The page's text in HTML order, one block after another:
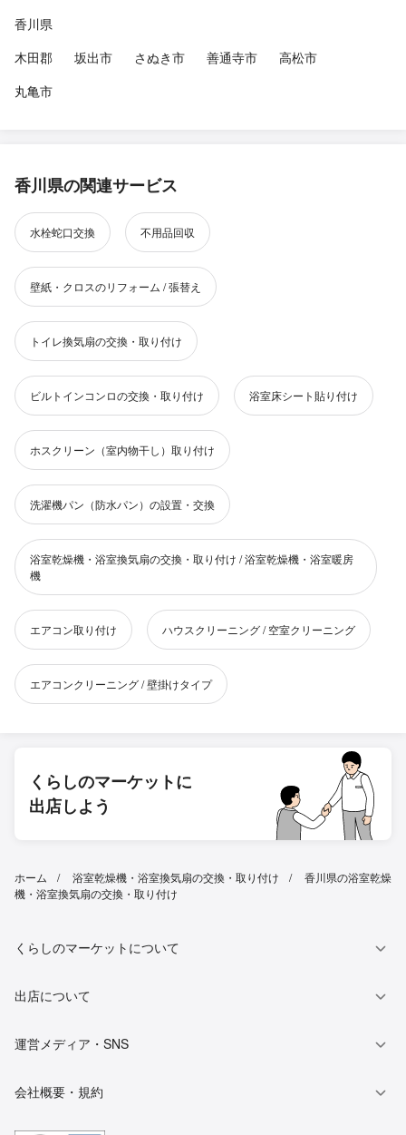
香川県
木田郡
坂出市 さぬき市 善通寺市
高松市
丸亀市
香川県の関連サービス
水栓蛇口交換 不用品回収
壁紙・クロスのリフォーム / 張替え
トイレ換気扇の交換・取り付け
ビルトインコンロの交換・取り付け 浴室床シート貼り付け
ホスクリーン（室内物干し）取り付け
洗濯機パン（防水パン）の設置・交換
浴室乾燥機・浴室換気扇の交換・取り付け / 浴室乾燥機・浴室暖房
機
エアコン取り付け ハウスクリーニング / 空室クリーニング
エアコンクリーニング / 壁掛けタイプ
くらしのマーケットに
出店しよう
ホーム 浴室乾燥機・浴室換気扇の交換・取り付け
香川県の浴室乾燥
機・浴室換気扇の交換・取り付け
くらしのマーケットについて
出店について
運営メディア・SNS
会社概要・規約